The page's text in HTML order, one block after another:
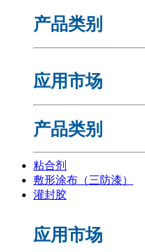
产品类别
应用市场
产品类别
粘合剂
敷形涂布（三防漆）
灌封胶
应用市场